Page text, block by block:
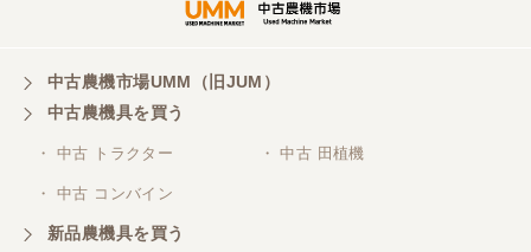
です。
山梨県／井上農場
このたびはお取引ありがとうございました。 梱包も
中古農機市場UMM（旧JUM）
中古農機具を買う
・ 中古 トラクター ・ 中古 田植機
・ 中古 コンバイン
新品農機具を買う